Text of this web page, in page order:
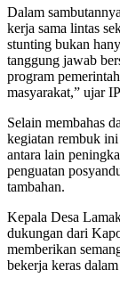
Dalam
kerja sama lintas
stunting bukan
tanggung jawab
program
masyarakat,” ujar
Selain membahas
kegiatan rembuk
antara lain
penguatan
tambahan.
Kepala Desa
dukungan dari
memberikan
bekerja keras